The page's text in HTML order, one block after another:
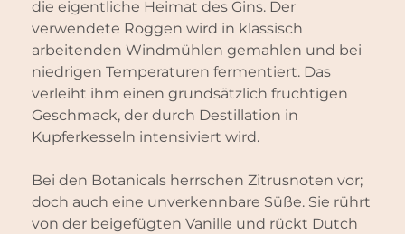
die eigentliche Heimat des Gins. Der
verwendete Roggen wird in klassisch
arbeitenden Windmühlen gemahlen und bei
niedrigen Temperaturen fermentiert. Das
verleiht ihm einen grundsätzlich fruchtigen
Geschmack, der durch Destillation in
Kupferkesseln intensiviert wird.
Bei den Botanicals herrschen Zitrusnoten vor;
doch auch eine unverkennbare Süße. Sie rührt
von der beigefügten Vanille und rückt Dutch